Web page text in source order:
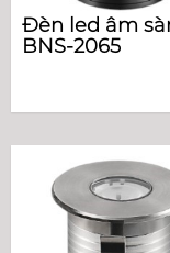
Đèn led âm
BNS-2065